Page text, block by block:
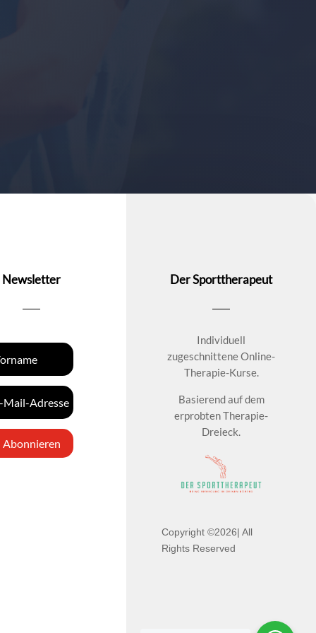
Newsletter
Abonnieren
Der Sporttherapeut
Individuell
zugeschnittene Online-
Therapie-Kurse.
Basierend auf dem
erprobten Therapie-
Dreieck.
Copyright ©2026| All
Rights Reserved